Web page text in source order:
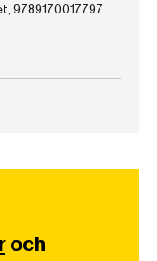
9789170017797
och